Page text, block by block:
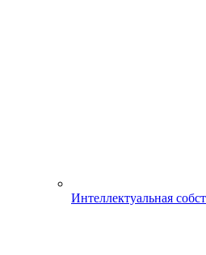
Интеллектуальная